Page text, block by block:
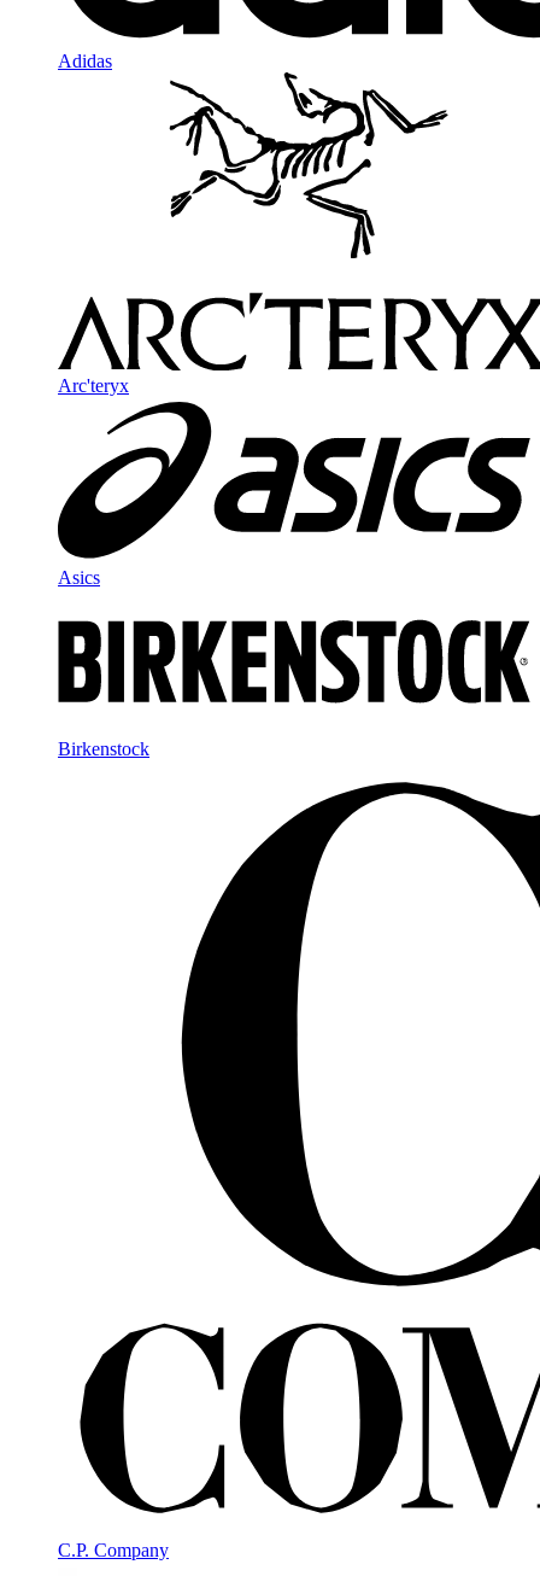
Adidas
Arc'teryx
Asics
Birkenstock
C.P. Company